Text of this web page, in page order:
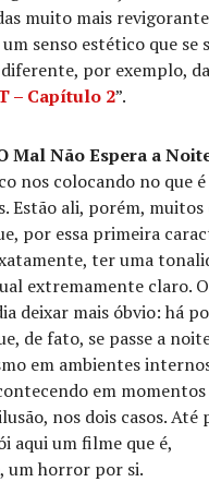
muito mais
senso estético que se
por exemplo,
– Capítulo 2”.
Mal Não Espera a
nos colocando no que
Estão ali, porém,
por essa primeira
ter uma
extremamente claro.
deixar mais óbvio: há
de fato, se passe a
em ambientes
em
nos dois casos. Até
aqui um filme que é,
um horror por si.